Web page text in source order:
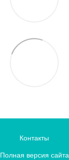
Контакты
Полная версия сайта